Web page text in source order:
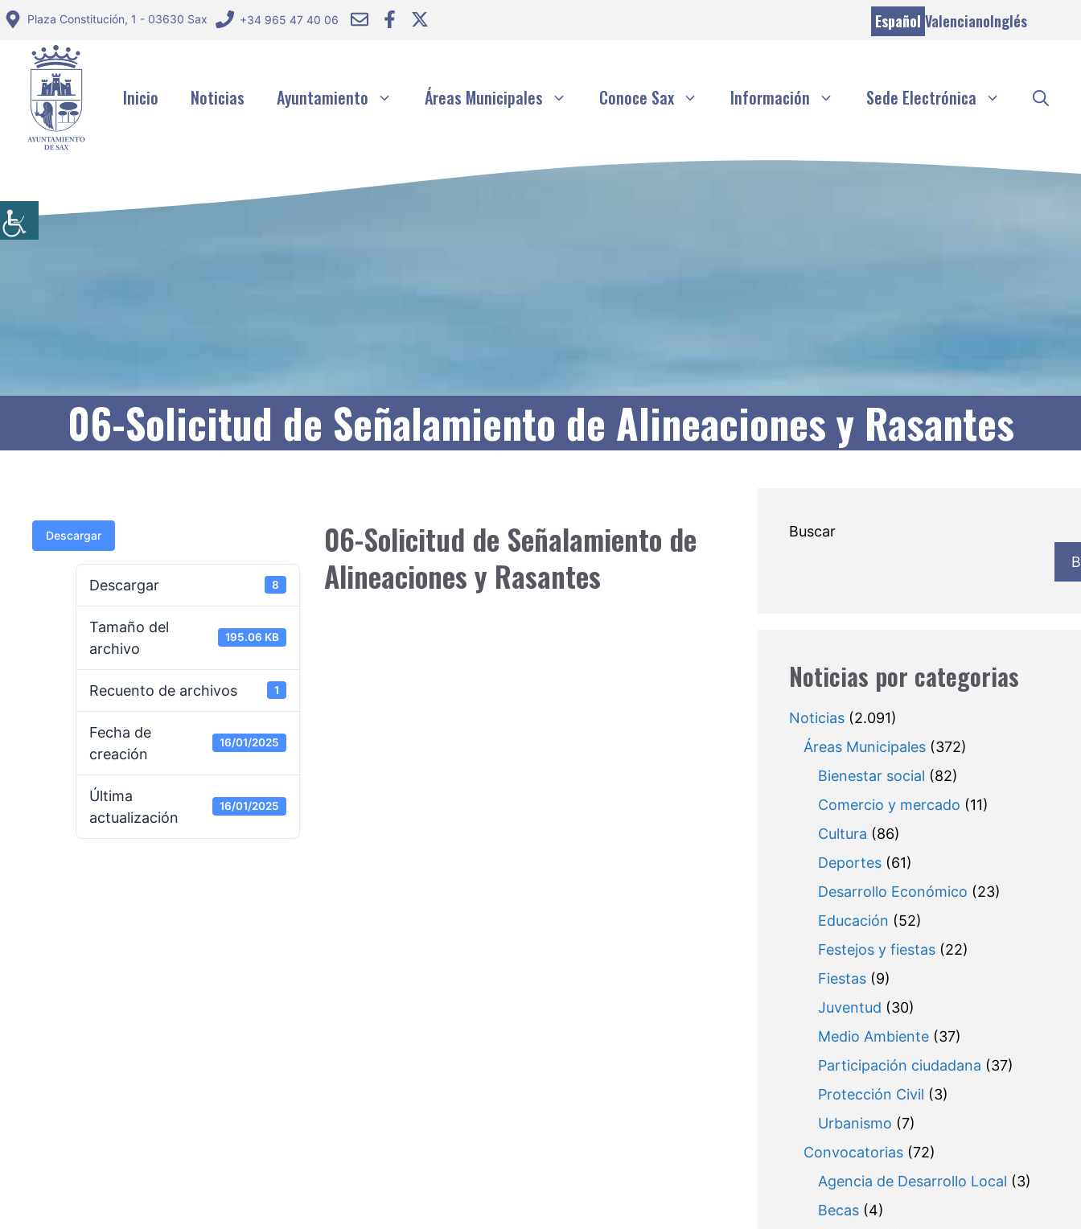
Saltar
contenido
Plaza Constitución, 1 - 03630 Sax +34 965 47 40 06 Español ValencianoInglés
Inicio Noticias Ayuntamiento Áreas Municipales Conoce Sax Información Sede Electrónica
06-Solicitud de Señalamiento de Alineaciones y Rasantes
Descargar
Descargar 8
Tamaño del
archivo
195.06 KB
Recuento de archivos 1
Fecha de
creación
16/01/2025
Última
actualización
16/01/2025
06-Solicitud de Señalamiento de
Alineaciones y Rasantes
Buscar
Noticias por categorias
Noticias(2.091)
Áreas Municipales(372)
Bienestar social (82)
Comercio y mercado (11)
Cultura (86)
Deportes(61)
Desarrollo Económico (23)
Educación (52)
Festejos y fiestas(22)
Fiestas(9)
Juventud (30)
Medio Ambiente(37)
Participación ciudadana (37)
Protección Civil (3)
Urbanismo (7)
Convocatorias(72)
Agencia de Desarrollo Local (3)
Becas(4)